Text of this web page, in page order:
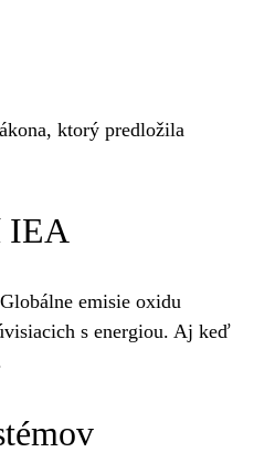
ktorý predložila
IEA
emisie oxidu
s energiou. Aj keď